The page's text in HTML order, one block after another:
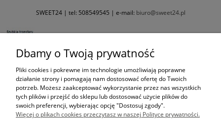
SWEET24 | tel: 508549545 | e-mail: biuro@sweet24.pl
Dbamy o Twoją prywatność
Pliki cookies i pokrewne im technologie umożliwiają poprawne
działanie strony i pomagają nam dostosować ofertę do Twoich
potrzeb. Możesz zaakceptować wykorzystanie przez nas wszystkich
tych plików i przejść do sklepu lub dostosować użycie plików do
swoich preferencji, wybierając opcję "Dostosuj zgody".
Więcej o plikach cookies przeczytasz w naszej Polityce prywatności.